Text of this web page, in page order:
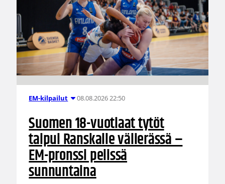
EM-kilpailut 08.08.2026 22:50
Suomen 18-vuotiaat tytöt
taipui Ranskalle välierässä –
EM-pronssi pelissä
sunnuntaina